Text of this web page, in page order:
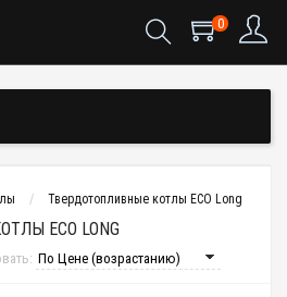
0
Твердотопливные котлы ЕСО Long
ЕСО LONG